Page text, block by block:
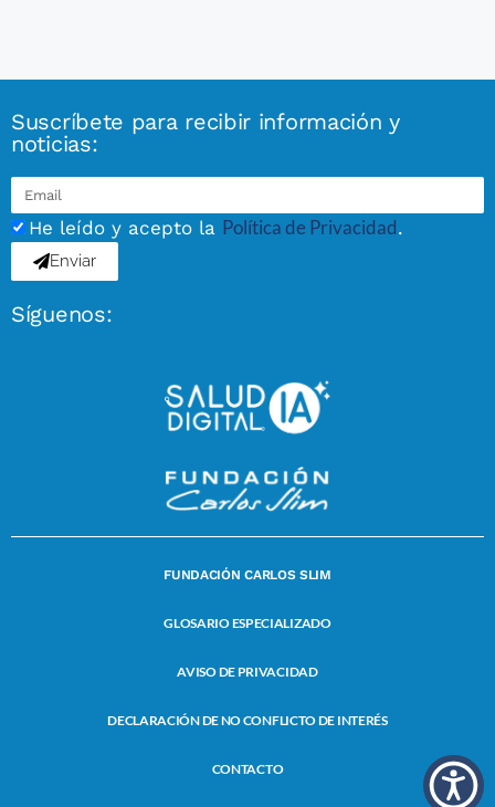
Suscríbete para recibir información y
noticias:
He leído y acepto la Política de Privacidad.
Enviar
Síguenos:
FUNDACIÓN CARLOS SLIM
GLOSARIO ESPECIALIZADO
AVISO DE PRIVACIDAD
DECLARACIÓN DE NO CONFLICTO DE INTERÉS
CONTACTO